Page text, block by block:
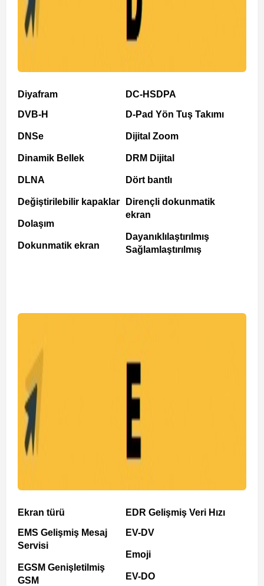
Diyafram
DVB-H
DNSe
Dinamik Bellek
DLNA
Değiştirilebilir kapaklar
Dolaşım
Dokunmatik ekran
DC-HSDPA
D-Pad Yön Tuş Takımı
Dijital Zoom
DRM Dijital
Dört bantlı
Dirençli dokunmatik
ekran
Dayanıklılaştırılmış
Sağlamlaştırılmış
Ekran türü
EMS Gelişmiş Mesaj
Servisi
EGSM Genişletilmiş
GSM
EDR Gelişmiş Veri Hızı
EV-DV
Emoji
EV-DO